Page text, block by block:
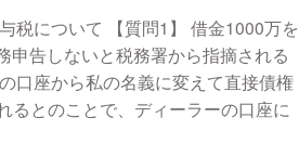
】 借金1000万を
申告しないと税務署から指摘される
口座から私の名義に変えて直接債権